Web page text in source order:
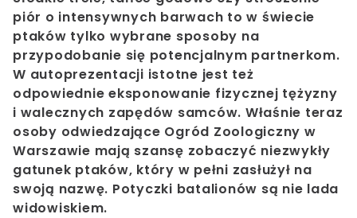
piór o intensywnych barwach to w świecie
ptaków tylko wybrane sposoby na
przypodobanie się potencjalnym partnerkom.
W autoprezentacji istotne jest też
odpowiednie eksponowanie fizycznej tężyzny
i walecznych zapędów samców. Właśnie teraz
osoby odwiedzające Ogród Zoologiczny w
Warszawie mają szansę zobaczyć niezwykły
gatunek ptaków, który w pełni zasłużył na
swoją nazwę. Potyczki batalionów są nie lada
widowiskiem.